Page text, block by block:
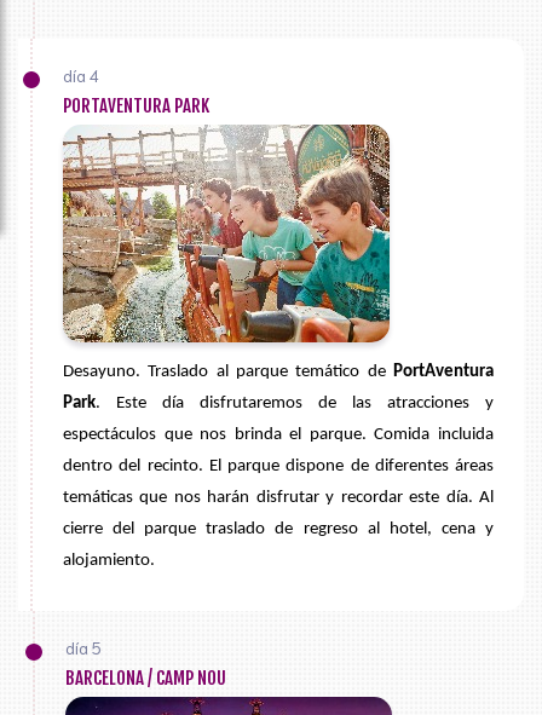
día 4
PORTAVENTURA PARK
Desayuno. Traslado al parque temático de PortAventura
Park. Este día disfrutaremos de las atracciones y
espectáculos que nos brinda el parque. Comida incluida
dentro del recinto. El parque dispone de diferentes áreas
temáticas que nos harán disfrutar y recordar este día. Al
cierre del parque traslado de regresoal hotel, cena y
alojamiento.
día 5
BARCELONA / CAMP NOU